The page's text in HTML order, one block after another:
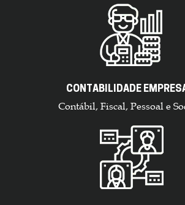
CONTABILIDADE
Contábil, Fiscal, Pessoal e